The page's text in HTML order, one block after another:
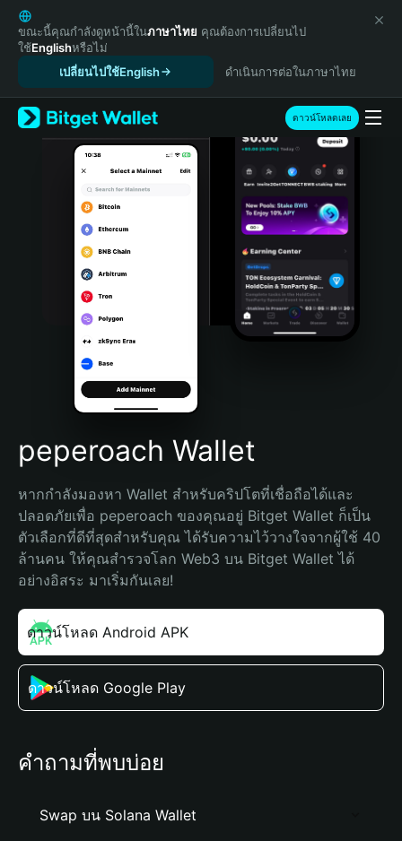
English
日本語
Tiếng Việt
Español (Latinoamérica)
Türkçe
Italiano
Português (Portugal)
Bahasa Indonesia
Português (Brasil)
Español (Argentina)
ขณะนี้คุณกำลังดูหน้านี้ในภาษาไทย คุณต้องการเปลี่ยนไป
ใช้Englishหรือไม่
เปลี่ยนไปใช้English
ดำเนินการต่อในภาษาไทย
ดาวน์โหลดเลย
peperoach Wallet
หากกำลังมองหา Wallet สำหรับคริปโตที่เชื่อถือได้และ
ปลอดภัยเพื่อ peperoach ของคุณอยู่ Bitget Wallet ก็เป็น
ตัวเลือกที่ดีที่สุดสำหรับคุณ ได้รับความไว้วางใจจากผู้ใช้ 40
ล้านคน ให้คุณสำรวจโลก Web3 บน Bitget Wallet ได้
อย่างอิสระ มาเริ่มกันเลย!
ดาวน์โหลด Android APK
ดาวน์โหลด Google Play
คำถามที่พบบ่อย
Swap บน Solana Wallet